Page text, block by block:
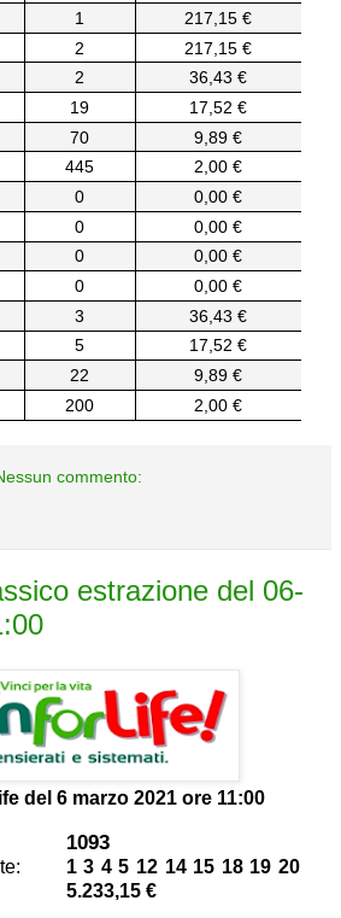
1
217,15 €
2
217,15 €
2
36,43 €
19
17,52 €
70
9,89 €
445
2,00 €
0
0,00 €
0
0,00 €
0
0,00 €
0
0,00 €
3
36,43 €
5
17,52 €
22
9,89 €
200 2,00 €
commento:
estrazione del 06-
del 6 marzo 2021 ore 11:00
1093
1 3 4 5 12 14 15 18 19 20
5.233,15 €